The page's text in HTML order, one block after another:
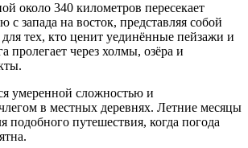
около 340 километров пересекает
на восток, представляя собой
тех, кто ценит уединённые пейзажи и
пролегает через холмы, озёра и
умеренной сложностью и
в местных деревнях. Летние месяцы
путешествия, когда погода